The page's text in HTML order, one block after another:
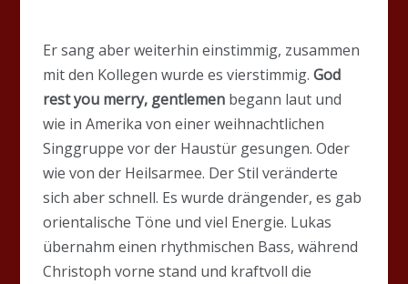
Er sang aber weiterhin einstimmig, zusammen
mit den Kollegen wurde es vierstimmig.God
rest you merry, gentlemen begann laut und
wie in Amerika von einer weihnachtlichen
Singgruppe vor der Haustür gesungen. Oder
wie von der Heilsarmee. Der Stil veränderte
sich aber schnell. Es wurde drängender, es gab
orientalische Töne und viel Energie. Lukas
übernahm einen rhythmischen Bass, während
Christoph vorne stand und kraftvoll die